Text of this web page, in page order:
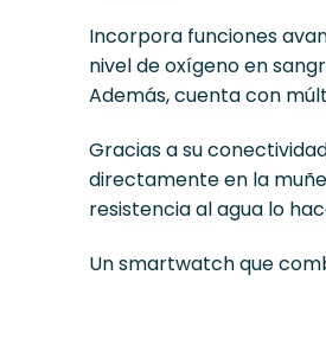
Incorpora funciones
nivel de oxígeno en
Además, cuenta con
Gracias a su
directamente en la
resistencia al agua lo
Un smartwatch que